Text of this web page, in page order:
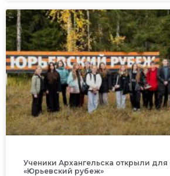
Ученики Архангельска открыли для
«Юрьевский рубеж»